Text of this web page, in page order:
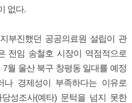
없다.
부진했던 공공의료원 설립이 관
전임 송철호 시장이 역점적으로
7월 울산 북구 창평동 일대를 예정
나 경제성이 부족하다는 이유로
성조사(예타) 문턱을 넘지 못한